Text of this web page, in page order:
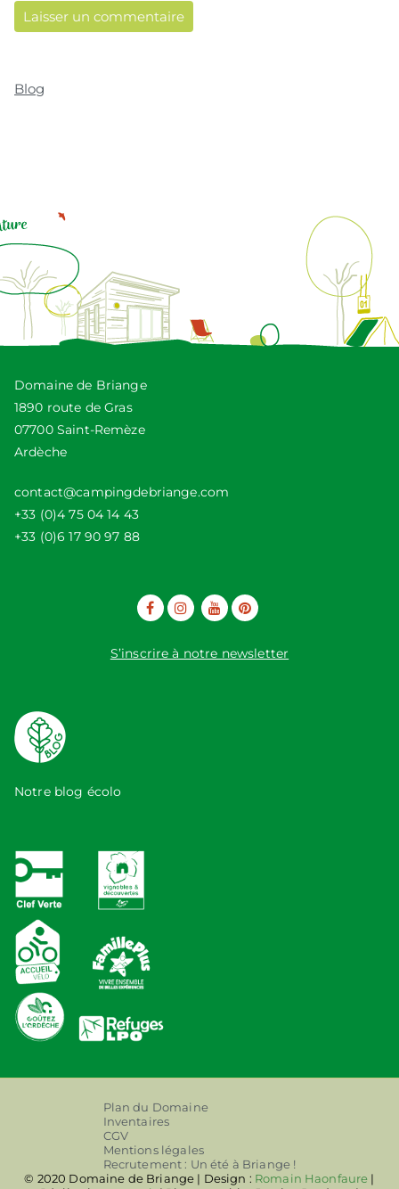
Blog
Domaine de Briange
1890 route de Gras
07700 Saint-Remèze
Ardèche
contact@campingdebriange.com
+33 (0)4 75 04 14 43
+33 (0)6 17 90 97 88
S’inscrire à notre newsletter
Notre blog écolo
Plan du Domaine
Inventaires
CGV
Mentions légales
Recrutement : Un été à Briange !
© 2020 Domaine de Briange | Design : Romain Haonfaure |